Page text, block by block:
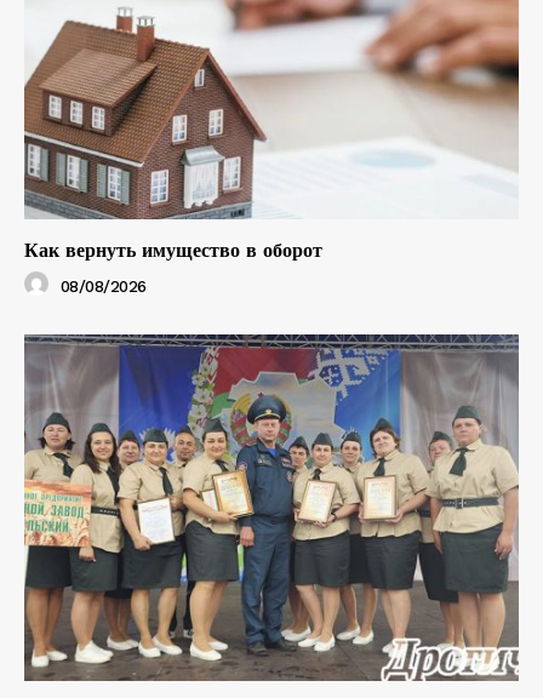
Как вернуть имущество в оборот
08/08/2026